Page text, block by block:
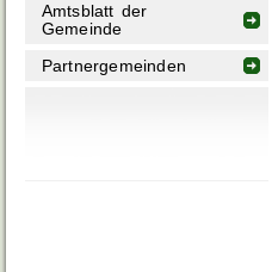
Amtsblatt der
Gemeinde
Partnergemeinden